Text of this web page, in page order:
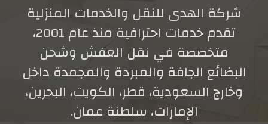
شركة الهدى للنقل والخدمات المنزلية
تقدم خدمات احترافية منذ عام 2001،
متخصصة في نقل العفش وشحن
البضائع الجافة والمبردة والمجمدة داخل
وخارج السعودية، قطر، الكويت، البحرين،
الإمارات، سلطنة عمان.